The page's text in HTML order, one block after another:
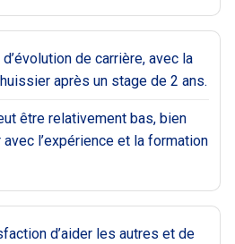
de carrière, avec la
après un stage de 2 ans.
être relativement bas, bien
l’expérience et la formation
d’aider les autres et de